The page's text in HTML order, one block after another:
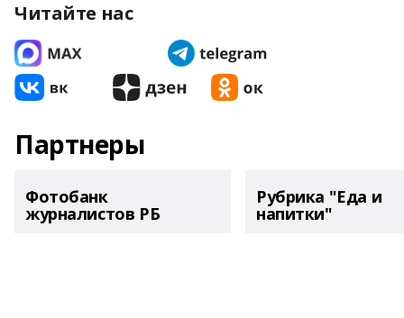
Читайте нас
Партнеры
Фотобанк
журналистов РБ
Рубрика "Еда и
напитки"